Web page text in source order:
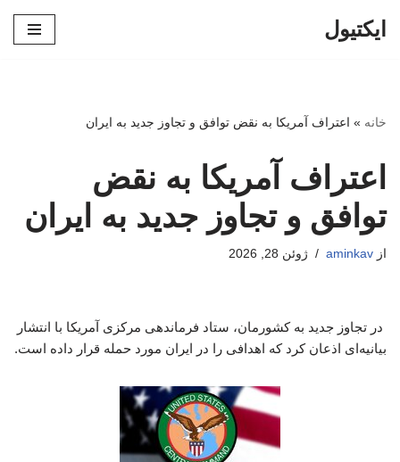
ایکتیول
خانه » اعتراف آمریکا به نقض توافق و تجاوز جدید به ایران
اعتراف آمریکا به نقض
توافق و تجاوز جدید به ایران
از aminkav ژوئن 28, 2026
در تجاوز جدید به کشورمان، ستاد فرماندهی مرکزی آمریکا با انتشار
بیانیه‌ای اذعان کرد که اهدافی را در ایران مورد حمله قرار داده است.